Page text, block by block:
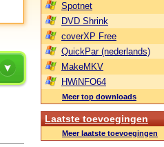
Spotnet
DVD Shrink
coverXP Free
QuickPar (nederlands)
MakeMKV
HWiNFO64
Meer top downloads
Laatste toevoegingen
Meer laatste toevoegingen